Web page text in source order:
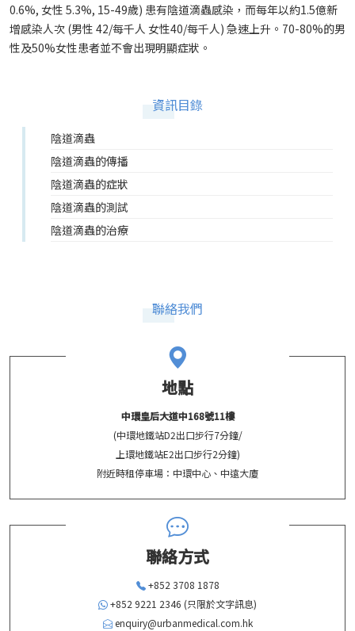
0.6%, 女性 5.3%, 15-49歲) 患有陰道滴蟲感染，而每年以約1.5億新
增感染人次 (男性 42/每千人 女性40/每千人) 急速上升。70-80%的男
性及50%女性患者並不會出現明顯症狀。
資訊目錄
陰道滴蟲
陰道滴蟲的傳播
陰道滴蟲的症狀
陰道滴蟲的測試
陰道滴蟲的治療
聯絡我們
地點
中環皇后大道中168號11樓
(中環地鐵站D2出口步行7分鐘/
上環地鐵站E2出口步行2分鐘)
附近時租停車場：中環中心、中遠大廈
聯絡方式
+852 3708 1878
+852 9221 2346 (只限於文字訊息)
enquiry@urbanmedical.com.hk